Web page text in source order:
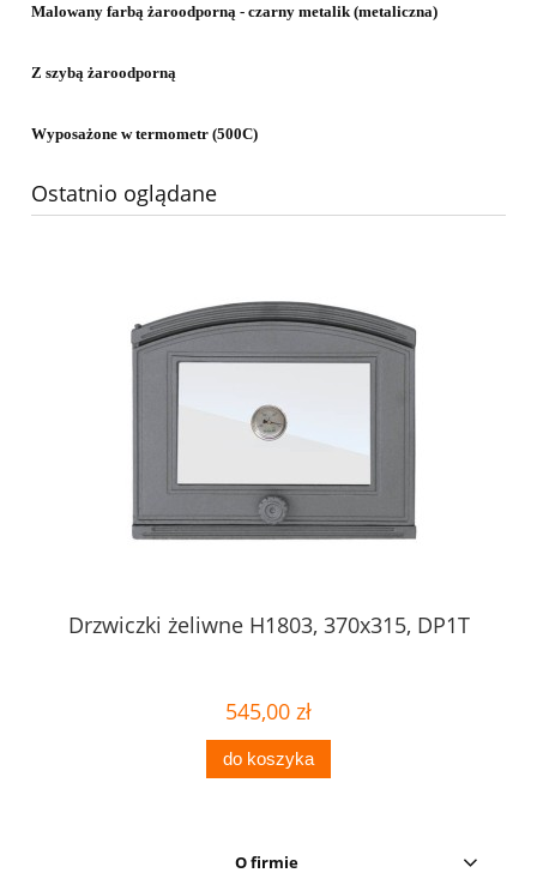
Malowany farbą żaroodporną - czarny metalik (metaliczna)
Z szybą żaroodporną
Wyposażone w termometr (500C)
Ostatnio oglądane
Drzwiczki żeliwne H1803, 370x315, DP1T
545,00 zł
do koszyka
O firmie